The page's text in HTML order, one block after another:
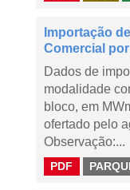
Importação
Comercial
Dados de
modalidade
bloco, em
ofertado pelo
Observação:...
PDF